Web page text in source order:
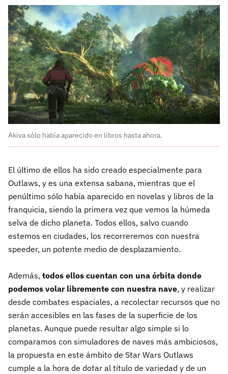
Akiva sólo había aparecido en libros hasta ahora.
El último de ellos ha sido creado especialmente para
Outlaws, y es una extensa sabana, mientras que el
penúltimo sólo había aparecido en novelas y libros de la
franquicia, siendo la primera vez que vemos la húmeda
selva de dicho planeta. Todos ellos, salvo cuando
estemos en ciudades, los recorreremos con nuestra
speeder, un potente medio de desplazamiento.
Además, todos ellos cuentan con una órbita donde
podemos volar libremente con nuestra nave, y realizar
desde combates espaciales, a recolectar recursos que no
serán accesibles en las fases de la superficie de los
planetas. Aunque puede resultar algo simple si lo
comparamos con simuladores de naves más ambiciosos,
la propuesta en este ámbito de Star Wars Outlaws
cumple a la hora de dotar al título de variedad y de un